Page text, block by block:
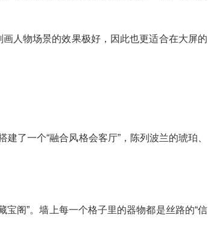
人物场景的效果极好，因此也更适合在大屏的
了一个“融合风格会客厅”，陈列波兰的琥珀、
宝阁”。墙上每一个格子里的器物都是丝路的“信